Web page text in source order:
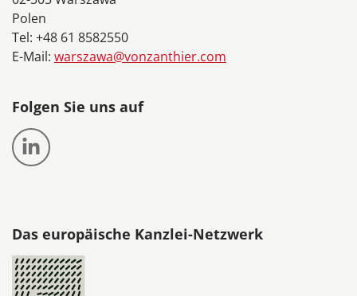
Polen
Tel: +48 61 8582550
E-Mail: warszawa@vonzanthier.com
Folgen Sie uns auf
Das europäische Kanzlei-Netzwerk